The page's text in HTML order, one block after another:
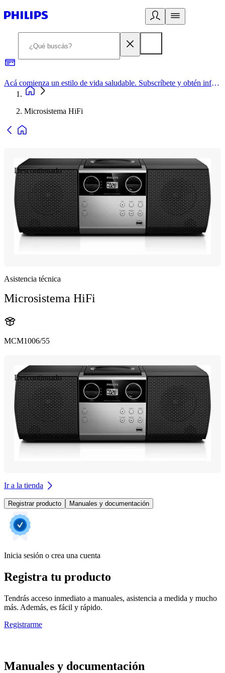
Acá comienza un estilo de vida saludable. Subscríbete y obtén información de primera mano
Microsistema HiFi
Descontinuado
Asistencia técnica
Microsistema HiFi
MCM1006/55
Descontinuado
Ir a la tienda
Registrar producto Manuales y documentación
Inicia sesión o crea una cuenta
Registra tu producto
Tendrás acceso inmediato a manuales, asistencia a medida y mucho
más. Además, es fácil y rápido.
Registrarme
Manuales y documentación